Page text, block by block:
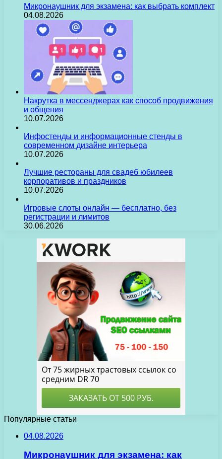
Микронаушник для экзамена: как выбрать комплект
04.08.2026
Накрутка в мессенджерах как способ продвижения
и общения
10.07.2026
Инфостенды и информационные стенды в
современном дизайне интерьера
10.07.2026
Лучшие рестораны для свадеб юбилеев
корпоративов и праздников
10.07.2026
Игровые слоты онлайн — бесплатно, без
регистрации и лимитов
30.06.2026
Популярные статьи
04.08.2026
Микронаушник для экзамена: как